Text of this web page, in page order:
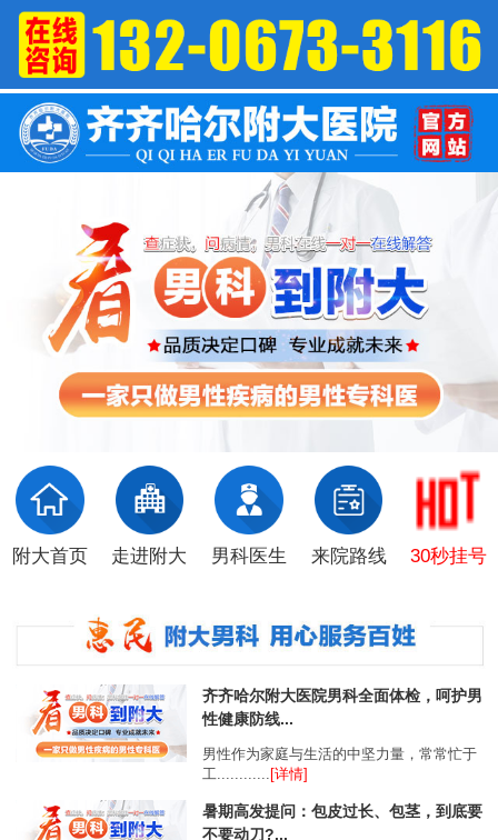
附大首页 走进附大 男科医生 来院路线 30秒挂号
齐齐哈尔附大医院男科全面体检，呵护男
性健康防线...
男性作为家庭与生活的中坚力量，常常忙于
工............
[详情]
暑期高发提问：包皮过长、包茎，到底要
不要动刀?...